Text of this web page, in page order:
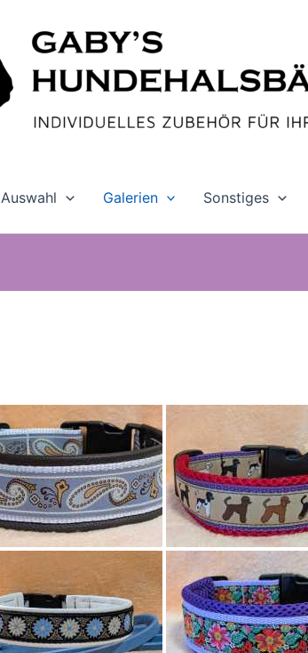
Auswahl Galerien Sonstiges